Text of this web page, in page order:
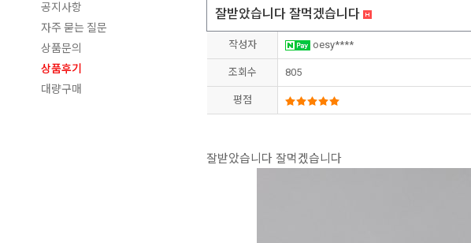
공지사항
자주 묻는 질문
상품문의
상품후기
대량구매
잘받았습니다 잘먹겠습니다
작성자 oesy****
조회수 805
평점
잘받았습니다 잘먹겠습니다